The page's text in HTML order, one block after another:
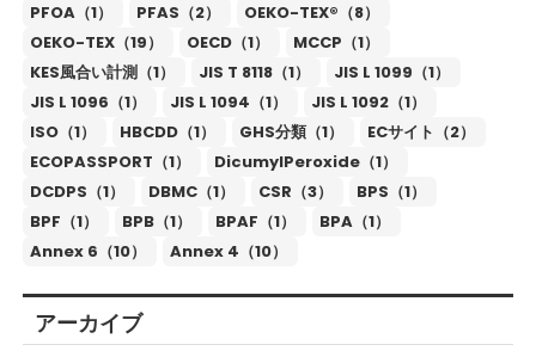
PFOA（1）
PFAS（2）
OEKO-TEX®（8）
OEKO-TEX（19）
OECD（1）
MCCP（1）
KES風合い計測（1）
JIS T 8118（1）
JIS L 1099（1）
JIS L 1096（1）
JIS L 1094（1）
JIS L 1092（1）
ISO（1）
HBCDD（1） GHS分類（1）
ECサイト（2）
ECOPASSPORT（1）
DicumylPeroxide（1）
DCDPS（1）
DBMC（1） CSR（3）
BPS（1）
BPF（1）
BPB（1） BPAF（1）
BPA（1）
Annex 6（10）
Annex 4（10）
アーカイブ